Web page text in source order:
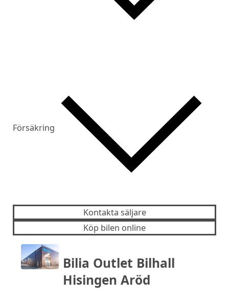
Försäkring
Kontakta säljare
Köp bilen online
Bilia Outlet Bilhall
Hisingen Aröd